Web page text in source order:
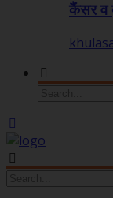
कैंसर व